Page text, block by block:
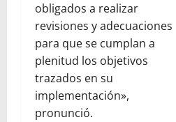
obligados a realizar
revisiones y adecuaciones
para que se cumplan a
plenitud los objetivos
trazados en su
implementación»,
pronunció.